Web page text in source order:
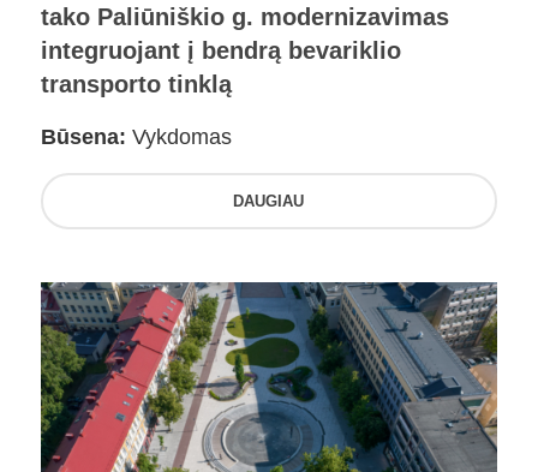
tako Paliūniškio g. modernizavimas
integruojant į bendrą bevariklio
transporto tinklą
Būsena: Vykdomas
DAUGIAU